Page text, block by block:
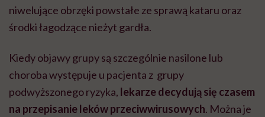
niwelujące obrzęki powstałe ze sprawą kataru oraz
środki łagodzące nieżyt gardła.
Kiedy objawy grupy są szczególnie nasilone lub
choroba występuje u pacjenta z grupy
podwyższonego ryzyka, lekarze decydują się czasem
na przepisanie leków przeciwwirusowych. Można je